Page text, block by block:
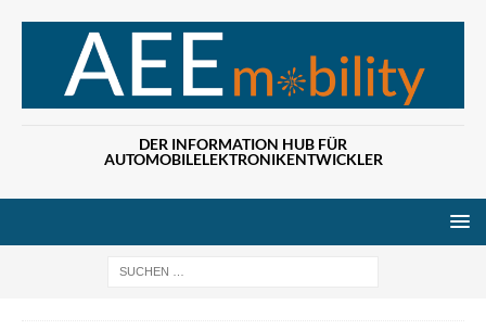
DER INFORMATION HUB FÜR
AUTOMOBILELEKTRONIKENTWICKLER